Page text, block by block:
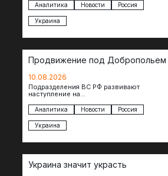
после освобождения Торского
продвинулись вперед и завязали бои за…
Аналитика Новости Россия
Украина
Продвижение под Добропольем
10.08.2026
Подразделения ВС РФ развивают
наступление на
продвигаясь на широком участке фронта.
Достигнуты тактические успехи в районе
Белицкого, где по…
Аналитика Новости Россия
Украина
Украина значит украсть